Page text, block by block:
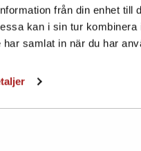
från din enhet till
kan i sin tur
har samlat in när du har
Tietosuojaseloste